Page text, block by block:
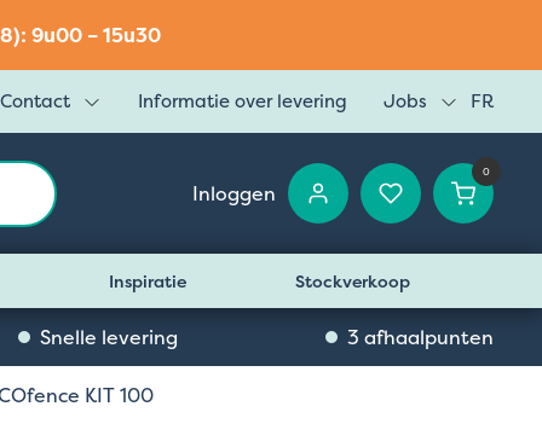
9u00 – 15u30
Contact Informatie over levering Jobs FR
Inloggen
0
Inspiratie Stockverkoop
Snelle levering 3 afhaalpunten
KIT 100